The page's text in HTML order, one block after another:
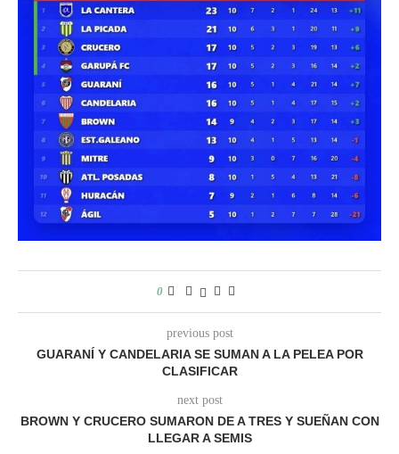
0
previous post
GUARANÍ Y CANDELARIA SE SUMAN A LA PELEA POR
CLASIFICAR
next post
BROWN Y CRUCERO SUMARON DE A TRES Y SUEÑAN CON
LLEGAR A SEMIS